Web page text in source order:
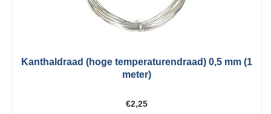
Kanthaldraad (hoge temperaturendraad) 0,5 mm (1
meter)
€2,25